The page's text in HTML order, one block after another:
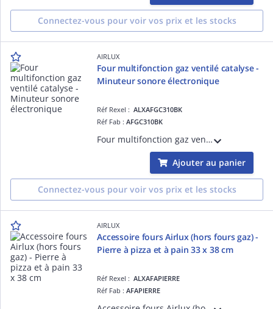
Connectez-vous pour voir vos prix et les stocks
AIRLUX
Four multifonction gaz ventilé catalyse -
Minuteur sonore électronique
Réf Rexel :ALXAFGC310BK
Réf Fab :AFGC310BK
Four multifonction gaz ventilé catalyse - Minuteur sonore électronique - Affichage digital de l'heure - 3 fonctions - Gril gaz - Allumage une main - Sécurité thermocouples - Porte plein verre - Gradins fils - 60 L - Classe A - Noir
Ajouter au panier
Connectez-vous pour voir vos prix et les stocks
AIRLUX
Accessoire fours Airlux (hors fours gaz) -
Pierre à pizza et à pain 33 x 38 cm
Réf Rexel :ALXAFAPIERRE
Réf Fab :AFAPIERRE